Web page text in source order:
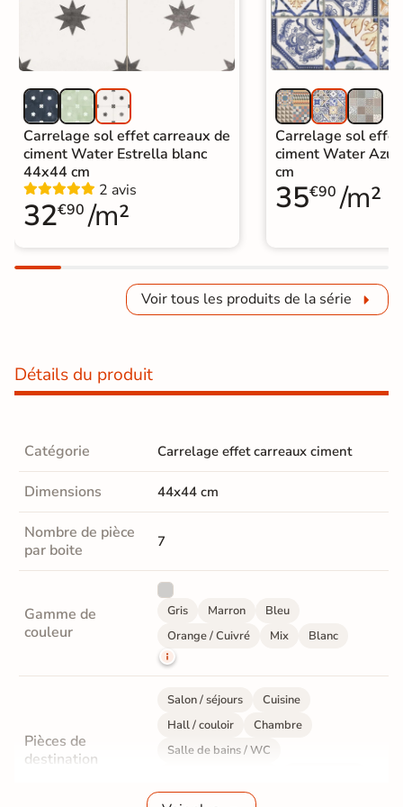
Carrelage sol effet carreaux de
ciment Water Estrella blanc
44x44 cm
2 avis
32€90 /m²
Carrelage sol
ciment Water
cm
35€90 /m²
Voir tous les produits de la série
Détails du produit
Catégorie Carrelage effet carreaux ciment
Dimensions 44x44 cm
Nombre de pièce
par boite
7
Gamme de
couleur
Gris Marron
Bleu
Orange / Cuivré
Mix Blanc
Pièces de
destination
Salon / séjours
Cuisine
Hall / couloir
Chambre
Salle de bains / WC
Sol intérieur